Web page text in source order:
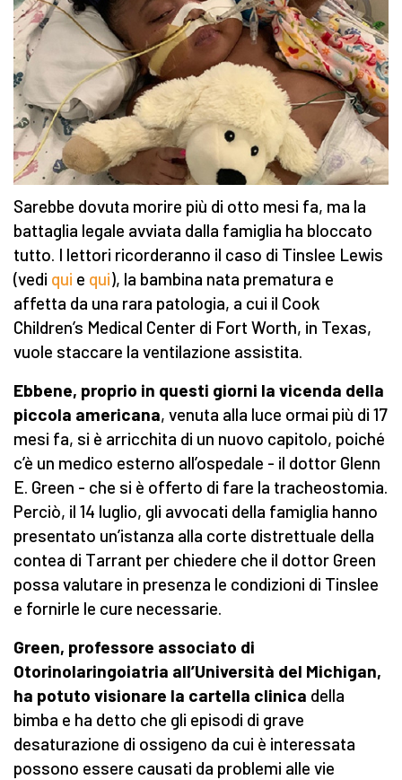
Sarebbe dovuta morire più di otto mesi fa, ma la
battaglia legale avviata dalla famiglia ha bloccato
tutto. I lettori ricorderanno il caso di Tinslee Lewis
(vedi qui e qui), la bambina nata prematura e
affetta da una rara patologia, a cui il Cook
Children’s Medical Center di Fort Worth, in Texas,
vuole staccare la ventilazione assistita.
Ebbene, proprio in questi giorni la vicenda della
piccola americana, venuta alla luce ormai più di 17
mesi fa, si è arricchita di un nuovo capitolo, poiché
c’è un medico esterno all’ospedale - il dottor Glenn
E. Green - che si è offerto di fare la tracheostomia.
Perciò, il 14 luglio, gli avvocati della famiglia hanno
presentato un’istanza alla corte distrettuale della
contea di Tarrant per chiedere che il dottor Green
possa valutare in presenza le condizioni di Tinslee
e fornirle le cure necessarie.
Green, professore associato di
Otorinolaringoiatria all’Università del Michigan,
ha potuto visionare la cartella clinica della
bimba e ha detto che gli episodi di grave
desaturazione di ossigeno da cui è interessata
possono essere causati da problemi alle vie